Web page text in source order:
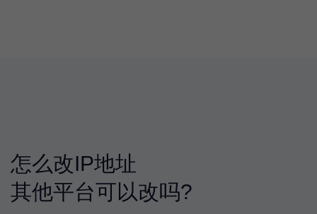
怎么改IP地址
其他平台可以改吗?